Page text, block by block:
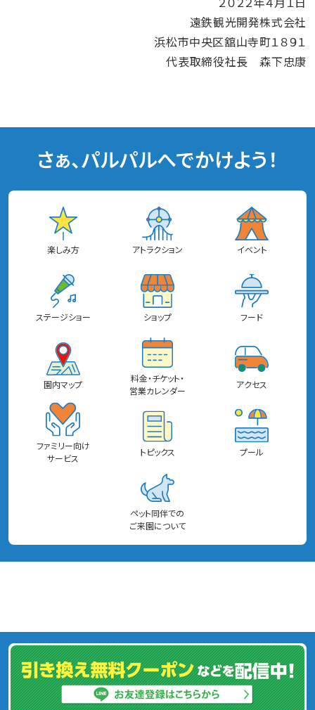
遠鉄観光開発株式会社
浜松市中央区舘山寺町１８９１
代表取締役社長 森下忠康
さぁ、パルパルへでかけよう！
楽しみ方 アトラクション イベント
ステージショー ショップ フード
園内マップ
料金・チケット・
営業カレンダー
アクセス
ファミリー向け
サービス
トピックス プール
ペット同伴での
ご来園について